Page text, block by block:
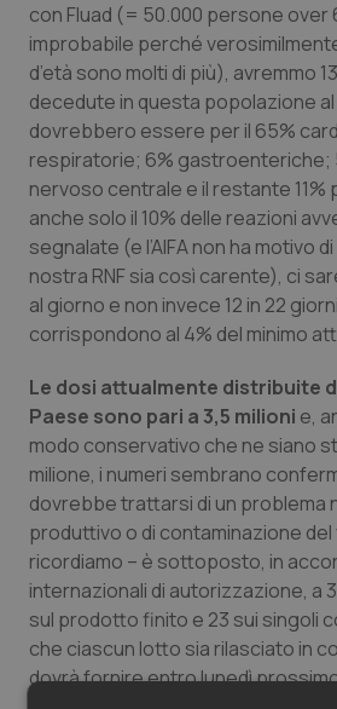
Tumori gastrointestinali
Ulcera & Reflusso
Vaccini
con Fluad (= 50.000 persone over
improbabile perché
d’età sono molti di più), avremmo
decedute in questa popolazione
dovrebbero essere per il 65%
respiratorie; 6% gastroenteriche;
nervoso centrale e il restante 11%
anche solo il 10% delle reazioni
segnalate (e l’AIFA non ha motivo
nostra RNF sia così carente), ci
al giorno e non invece 12 in 22
corrispondono al 4% del minimo
Le dosi attualmente distribuite
Paese sono pari a 3,5 milioni e,
modo conservativo che ne siano
milione, i numeri sembrano
dovrebbe trattarsi di un problema
produttivo o di contaminazione del
ricordiamo – è sottoposto, in
internazionali di autorizzazione, a
sul prodotto finito e 23 sui singoli
che ciascun lotto sia rilasciato in
dovrà fornire entro lunedì